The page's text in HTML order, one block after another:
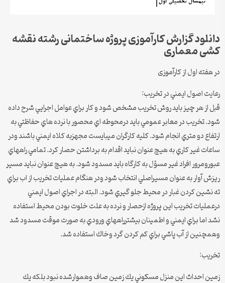
دانلود گزارش کارآموزی پروژه ساختمانی رشته نقشه
کشی معماری
در هفته اول از کارآموزی
رعايت اصول ايمني در تخريب:
قبل از هر چيز بايد روش تخريب مشخص شود و كار براي عوامل اجرايي شرح داده
شود. تخريب در معابر عمومي بايد درمحوطه اي محصور با نرده هاي حفاظتي به
ارتفاع دو متري انجام شود. كليه كارگران ميبايست مجهزبه كلاه ايمني باشند ودر
ساعات غير كاري به هيچ عنوان نبايد اقدام به برداشتن حصار كرد. تمامي راههاي
عبورومرور افراد غير مسؤل به كارگاه بايد مسدود شود. به هيچ عنوان نبايد مسير
ريزش آوار به عنوان مسيراصلي انتخاب شود ودر هنگام عمليات تخريب از اب براي
ته نشين كردن غبار در محيط جلو گيري شود. البته در اجراي اصول ايمني
درعمليات تخريب اين پروژه ازحصار و نرده به علت خلوت بودن محيط استفاده
نشد اما براي ايمني و اطمينان بيشترراههاي ورودي به صورت موقت مسدود شد
وهمچنين از آب پاشي براي كم كردن گرد وخاك استفاده شد.
تخريب:
زمين احداث اين منزل مسكوني يك زمين صاف وهموارشده نبود بلكه يك